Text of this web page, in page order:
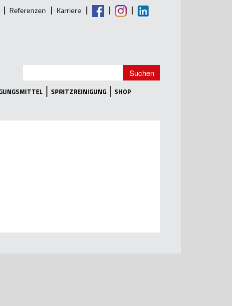
Referenzen Karriere
SPRITZREINIGUNG
SHOP